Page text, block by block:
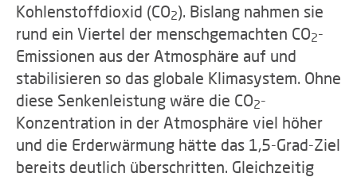
Kohlenstoffdioxid (CO2). Bislang nahmen sie
rund ein Viertel der menschgemachten CO2-
Emissionen aus der Atmosphäre auf und
stabilisieren so das globale Klimasystem. Ohne
diese Senkenleistung wäre die CO2-
Konzentration in der Atmosphäre viel höher
und die Erderwärmung hätte das 1,5-Grad-Ziel
bereits deutlich überschritten. Gleichzeitig